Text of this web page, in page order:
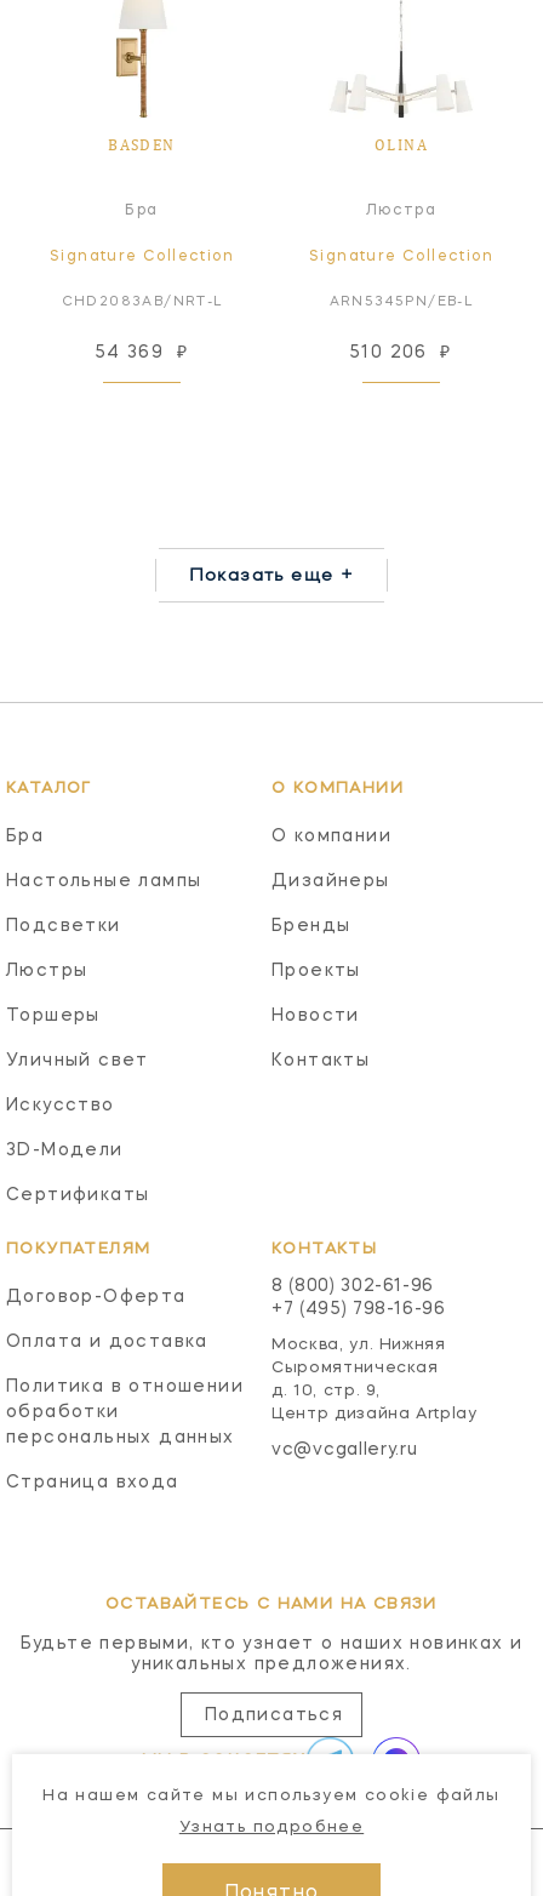
BASDEN
Бра
Signature Collection
CHD2083AB/NRT-L
54 369 ₽
OLINA
Люстра
Signature Collection
ARN5345PN/EB-L
510 206 ₽
Показать еще +
КАТАЛОГ
Бра
Настольные лампы
Подсветки
Люстры
Торшеры
Уличный свет
Искусство
3D-Модели
Сертификаты
О КОМПАНИИ
О компании
Дизайнеры
Бренды
Проекты
Новости
Контакты
ПОКУПАТЕЛЯМ
Договор-Оферта
Оплата и доставка
Политика в отношении
обработки
персональных данных
Страница входа
КОНТАКТЫ
8 (800) 302-61-96
+7 (495) 798-16-96
Москва, ул. Нижняя
Сыромятническая
д. 10, стр. 9,
Центр дизайна Artplay
vc@vcgallery.ru
ОСТАВАЙТЕСЬ С НАМИ НА СВЯЗИ
Будьте первыми, кто узнает о наших новинках и
уникальных предложениях.
Подписаться
На нашем сайте мы используем cookie файлы
Узнать подробнее